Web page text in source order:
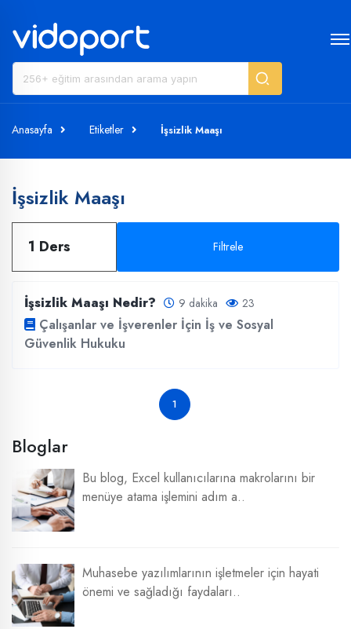
Anasayfa Etiketler İşsizlik Maaşı
İşsizlik Maaşı
1 Ders Filtrele
İşsizlik Maaşı Nedir? 9 dakika 23
Çalışanlar ve İşverenler İçin İş ve Sosyal
Güvenlik Hukuku
1
Bloglar
Bu blog, Excel kullanıcılarına makrolarını bir
menüye atama işlemini adım a..
Muhasebe yazılımlarının işletmeler için hayati
önemi ve sağladığı faydaları..